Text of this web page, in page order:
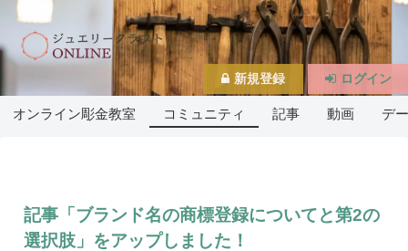
オンライン彫金教室 コミュニティ 記事 動画 デ
記事「ブランド名の商標登録についてと第2の
選択肢」をアップしました！
新規登録 ログイン